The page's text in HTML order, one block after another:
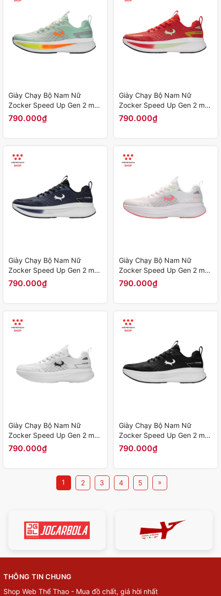
Giày Chạy Bộ Nam Nữ
Zocker Speed Up Gen 2 màu
"Xanh Lá" Z-SU-G2-06 -
Hàng Chính Hãng
790.000₫
Giày Chạy Bộ Nam Nữ
Zocker Speed Up Gen 2 màu
"Đỏ" Z-SU-G2-05 - Hàng
Chính Hãng
790.000₫
Giày Chạy Bộ Nam Nữ
Zocker Speed Up Gen 2 màu
"Xanh Navy" Z-SU-G2-04 -
Hàng Chính Hãng
790.000₫
Giày Chạy Bộ Nam Nữ
Zocker Speed Up Gen 2 màu
"Be" Z-SU-G2-03 - Hàng
Chính Hãng
790.000₫
Giày Chạy Bộ Nam Nữ
Zocker Speed Up Gen 2 màu
"Trắng" Z-SU-G2-02 - Hàng
Chính Hãng
790.000₫
Giày Chạy Bộ Nam Nữ
Zocker Speed Up Gen 2 màu
"Đen" Z-SU-G2-01 - Hàng
Chính Hãng
790.000₫
1 2 3 4 5 »
THÔNG TIN CHUNG
Shop Web Thể Thao - Mua đồ chất, giá hời nhất